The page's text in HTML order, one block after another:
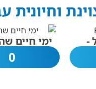
וחיונית
- ימי חיים
0